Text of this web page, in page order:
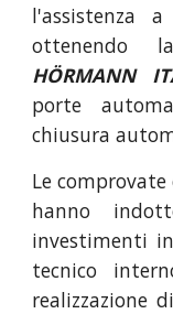
l'assistenza
ottenendo
HÖRMANN
porte
chiusura
Le
hanno
investimenti
tecnico
realizzazione